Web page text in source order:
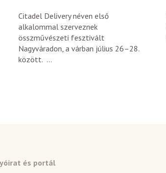
Citadel Delivery néven első
alkalommal szerveznek
összművészeti fesztivált
Nagyváradon, a várban július 26–28.
között. ...
és portál